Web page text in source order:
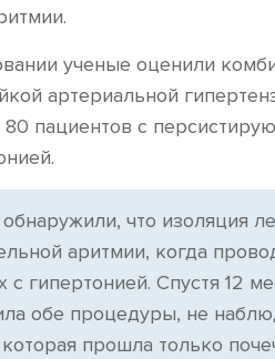
ученые оценили
артериальной
80 пациентов с
что изоляция
аритмии, когда
с гипертонией. Спустя 12
обе процедуры, не
которая прошла только